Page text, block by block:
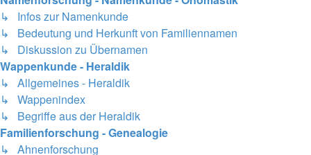
↳ Infos zur Namenkunde
↳ Bedeutung und Herkunft von Familiennamen
↳ Diskussion zu Übernamen
Wappenkunde - Heraldik
↳ Allgemeines - Heraldik
↳ Wappenindex
↳ Begriffe aus der Heraldik
Familienforschung - Genealogie
↳ Ahnenforschung